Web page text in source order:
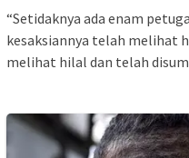
“Setidaknya ada enam
kesaksiannya telah melihat
melihat hilal dan telah